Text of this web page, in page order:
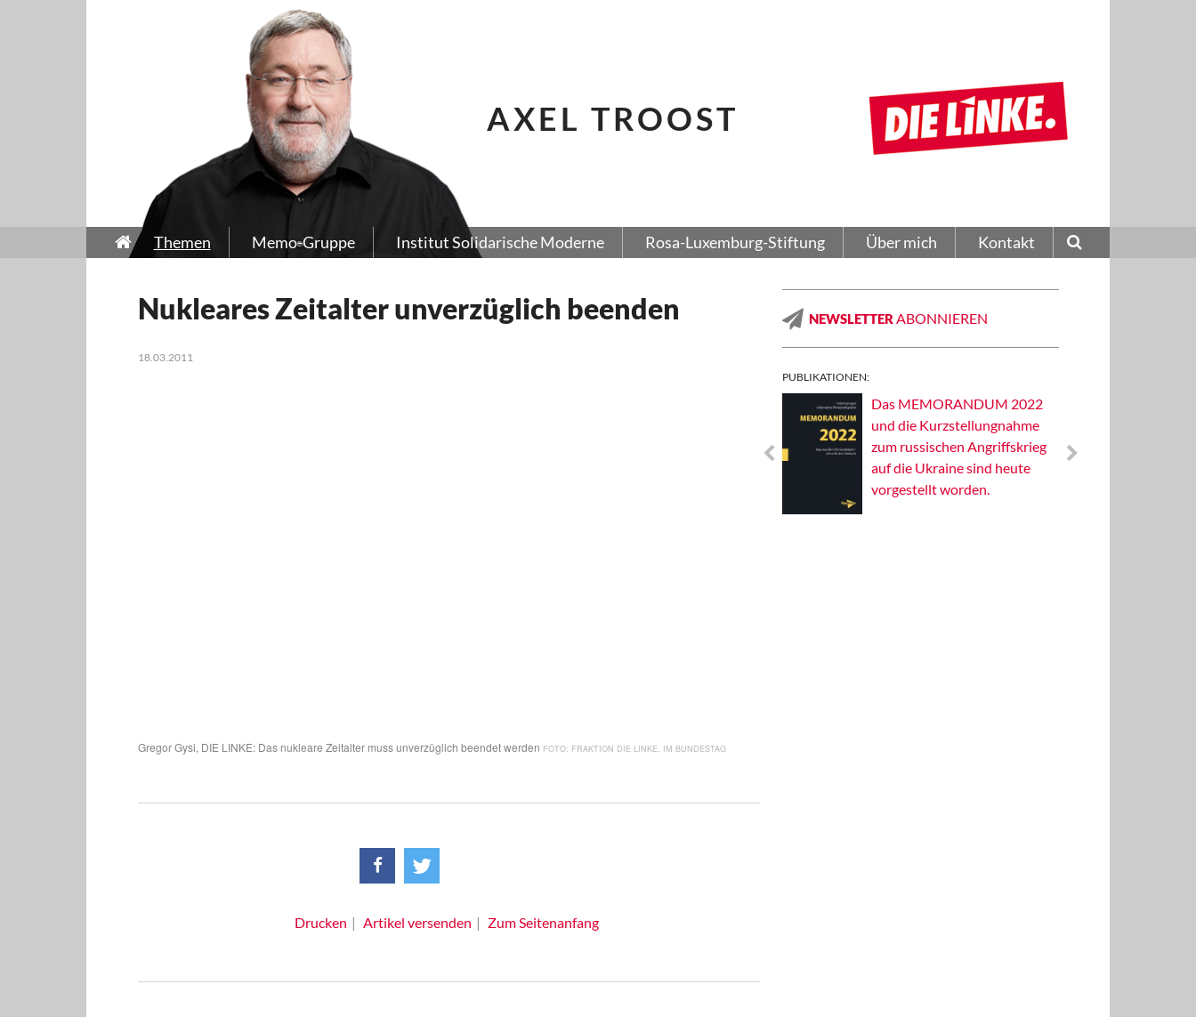
AXEL TROOST
Themen Memo-Gruppe Institut Solidarische Moderne Rosa-Luxemburg-Stiftung Über mich Kontakt
Nukleares Zeitalter unverzüglich beenden
18.03.2011
Gregor Gysi, DIE LINKE: Das nukleare Zeitalter muss unverzüglich beendet werden FRAKTION DIE LINKE. IM BUNDESTAG
Drucken Artikel versenden Zum Seitenanfang
NEWSLETTER ABONNIEREN
PUBLIKATIONEN:
Das MEMORANDUM 2022
und die Kurzstellungnahme
zum russischen Angriffskrieg
auf die Ukraine sind heute
vorgestellt worden.